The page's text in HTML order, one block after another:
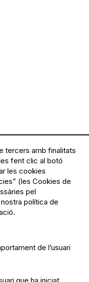
tercers amb finalitats
fent clic al botó
les cookies
(les Cookies de
pel
política de
de l’usuari